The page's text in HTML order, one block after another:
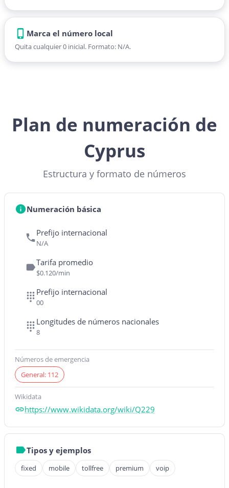
Marca el número local
Quita cualquier 0 inicial. Formato: N/A.
Plan de numeración de
Cyprus
Estructura y formato de números
Numeración básica
Prefijo internacional
N/A
Tarifa promedio
$0.120/min
Prefijo internacional
00
Longitudes de números nacionales
8
Números de emergencia
General: 112
Wikidata
https://www.wikidata.org/wiki/Q229
Tipos y ejemplos
fixed mobile tollfree premium voip